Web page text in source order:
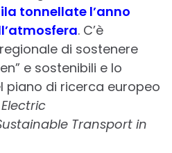
tonnellate l’anno
. C’è
di sostenere
e sostenibili e lo
piano di ricerca europeo
Transport in